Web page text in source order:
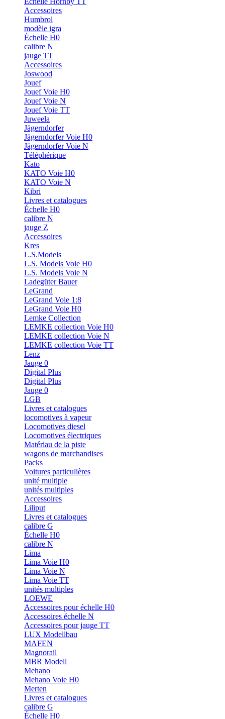
Accessoires
Humbrol
modèle igra
Échelle H0
calibre N
jauge TT
Accessoires
Joswood
Jouef
Jouef Voie H0
Jouef Voie N
Jouef Voie TT
Juweela
Jägerndorfer
Jägerndorfer Voie H0
Jägerndorfer Voie N
Téléphérique
Kato
KATO Voie H0
KATO Voie N
Kibri
Livres et catalogues
Échelle H0
calibre N
jauge Z
Accessoires
Kres
L.S.Models
L.S. Models Voie H0
L.S. Models Voie N
Ladegüter Bauer
LeGrand
LeGrand Voie 1:8
LeGrand Voie H0
Lemke Collection
LEMKE collection Voie H0
LEMKE collection Voie N
LEMKE collection Voie TT
Lenz
Jauge 0
Digital Plus
Digital Plus
Jauge 0
LGB
Livres et catalogues
locomotives à vapeur
Locomotives diesel
Locomotives électriques
Matériau de la piste
wagons de marchandises
Packs
Voitures particulières
unité multiple
unités multiples
Accessoires
Liliput
Livres et catalogues
calibre G
Échelle H0
calibre N
Lima
Lima Voie H0
Lima Voie N
Lima Voie TT
unités multiples
LOEWE
Accessoires pour échelle H0
Accessoires échelle N
Accessoires pour jauge TT
LUX Modellbau
MAFEN
Magnorail
MBR Modell
Mehano
Mehano Voie H0
Merten
Livres et catalogues
calibre G
Échelle H0